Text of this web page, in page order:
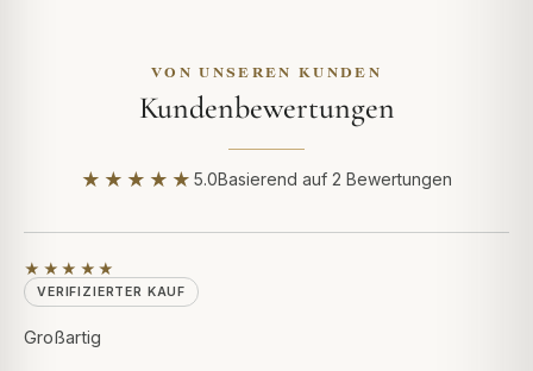
VON UNSEREN KUNDEN
Kundenbewertungen
★★★★★ 5.0Basierend auf 2 Bewertungen
★★★★★
VERIFIZIERTER KAUF
Großartig